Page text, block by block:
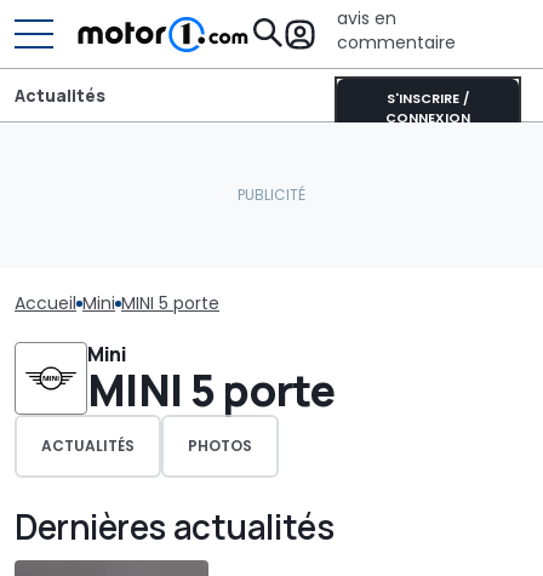
avis en
commentaire
S'INSCRIRE /
CONNEXION
Actualités
Accueil Mini MINI 5 porte
Mini
MINI 5 porte
ACTUALITÉS PHOTOS
Dernières actualités